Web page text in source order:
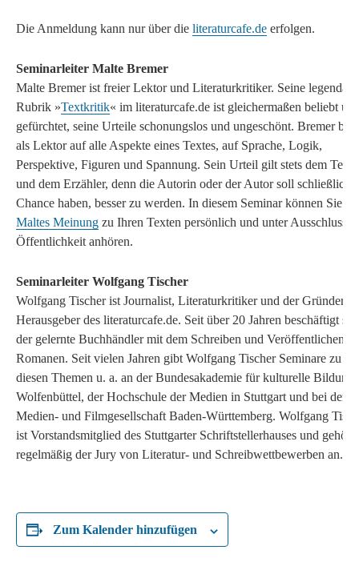
Die Anmeldung kann nur über die literaturcafe.de erfolgen.
Seminarleiter Malte Bremer
Malte Bremer ist freier Lektor und Literaturkritiker. Seine legendäre
Rubrik »Textkritik« im literaturcafe.de ist gleichermaßen beliebt
gefürchtet, seine Urteile schonungslos und ungeschönt. Bremer
als Lektor auf alle Aspekte eines Textes, auf Sprache, Logik,
Perspektive, Figuren und Spannung. Sein Urteil gilt stets dem Text
und dem Erzähler, denn die Autorin oder der Autor soll schließlich
Chance haben, besser zu werden. In diesem Seminar können Sie
Maltes Meinung zu Ihren Texten persönlich und unter Ausschluss
Öffentlichkeit anhören.
Seminarleiter Wolfgang Tischer
Wolfgang Tischer ist Journalist, Literaturkritiker und der Gründer
Herausgeber des literaturcafe.de. Seit über 20 Jahren beschäftigt
der gelernte Buchhändler mit dem Schreiben und Veröffentlichen
Romanen. Seit vielen Jahren gibt Wolfgang Tischer Seminare zu
diesen Themen u. a. an der Bundesakademie für kulturelle Bildung
Wolfenbüttel, der Hochschule der Medien in Stuttgart und bei der
Medien- und Filmgesellschaft Baden-Württemberg. Wolfgang
ist Vorstandsmitglied des Stuttgarter Schriftstellerhauses und gehört
regelmäßig der Jury von Literatur- und Schreibwettbewerben an.
Zum Kalender hinzufügen